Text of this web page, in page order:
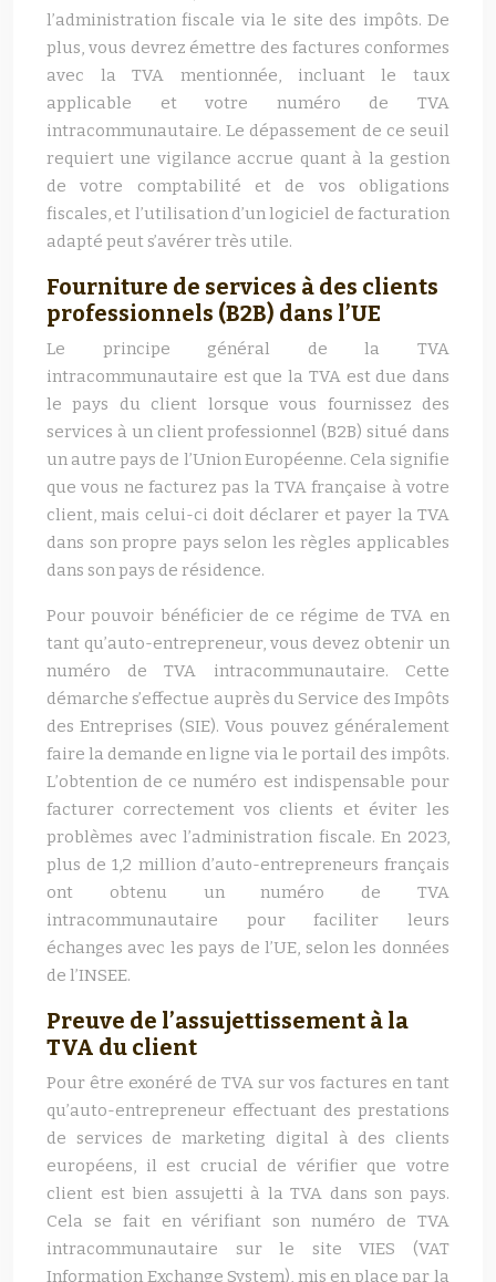
l’administration fiscale via le site des impôts. De
plus, vous devrez émettre des factures conformes
avec la TVA mentionnée, incluant le taux
applicable et votre numéro de TVA
intracommunautaire. Le dépassement de ce seuil
requiert une vigilance accrue quant à la gestion
de votre comptabilité et de vos obligations
fiscales, et l’utilisation d’un logiciel de facturation
adapté peut s’avérer très utile.
Fourniture de services à des clients
professionnels (B2B) dans l’UE
Le principe général de la TVA
intracommunautaire est que la TVA est due dans
le pays du client lorsque vous fournissez des
services à un client professionnel (B2B) situé dans
un autre pays de l’Union Européenne. Cela signifie
que vous ne facturez pas la TVA française à votre
client, mais celui-ci doit déclarer et payer la TVA
dans son propre pays selon les règles applicables
dans son pays de résidence.
Pour pouvoir bénéficier de ce régime de TVA en
tant qu’auto-entrepreneur, vous devez obtenir un
numéro de TVA intracommunautaire. Cette
démarche s’effectue auprès du Service des Impôts
des Entreprises (SIE). Vous pouvez généralement
faire la demande en ligne via le portail des impôts.
L’obtention de ce numéro est indispensable pour
facturer correctement vos clients et éviter les
problèmes avec l’administration fiscale. En 2023,
plus de 1,2 million d’auto-entrepreneurs français
ont obtenu un numéro de TVA
intracommunautaire pour faciliter leurs
échanges avec les pays de l’UE, selon les données
de l’INSEE.
Preuve de l’assujettissement à la
TVA du client
Pour être exonéré de TVA sur vos factures en tant
qu’auto-entrepreneur effectuant des prestations
de services de marketing digital à des clients
européens, il est crucial de vérifier que votre
client est bien assujetti à la TVA dans son pays.
Cela se fait en vérifiant son numéro de TVA
intracommunautaire sur le site VIES (VAT
Information Exchange System), mis en place par la